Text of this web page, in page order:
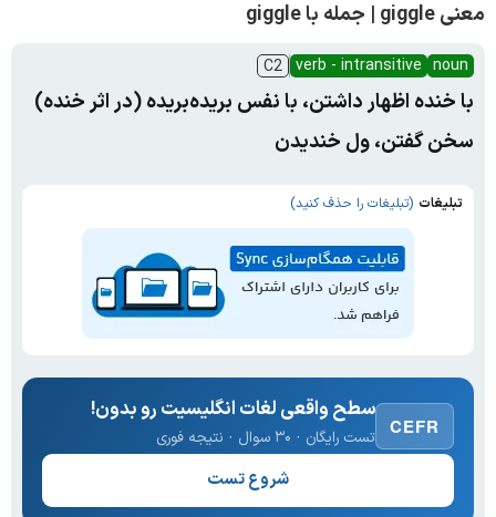
معنی giggle | جمله با giggle
noun
verb - intransitive
C2
با خنده اظهار داشتن، با نفس بریده‌بریده (در اثر خنده)
سخن گفتن، ول خندیدن
تبلیغات (تبلیغات را حذف کنید)
CEFR
سطح واقعی لغات انگلیسیت رو بدون!
تست رایگان · ۳۰ سوال · نتیجه فوری
شروع تست